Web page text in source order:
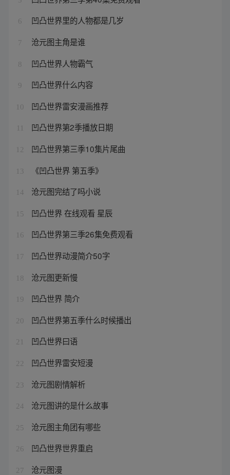
6 凹凸世界里的人物都是几岁
7 沧元图主角是谁
8 凹凸世界人物霸气
9 凹凸世界什么内容
10 凹凸世界雷安漫画推荐
凹凸世界第2季播放日期
12 凹凸世界第三季10集片尾曲
13 《凹凸世界 第五季》
14 沧元图完结了吗小说
15 凹凸世界 在线观看 星辰
16 凹凸世界第三季26集免费观看
17 凹凸世界动漫简介50字
18 沧元图更新慢
19 凹凸世界 简介
20 凹凸世界第五季什么时候播出
21 凹凸世界曰语
22 凹凸世界雷安短漫
23 沧元图剧情解析
24 沧元图讲的是什么故事
25 沧元图主角团有哪些
26 凹凸世界世界重启
27 沧元图漫